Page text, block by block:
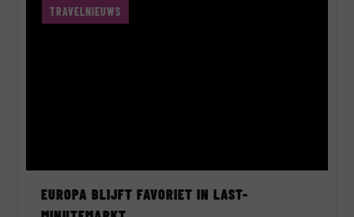
TRAVELNIEUWS
EUROPA BLIJFT FAVORIET IN LAST-